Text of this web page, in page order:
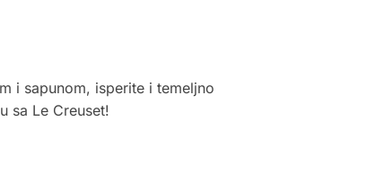
i sapunom, isperite i temeljno
sa Le Creuset!